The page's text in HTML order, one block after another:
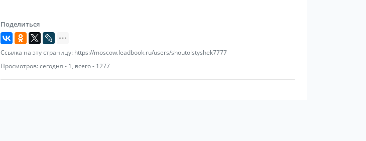
Поделиться
Ссылка на эту страницу: https://moscow.leadbook.ru/users/shoutolstyshek7777
Просмотров: сегодня - 1, всего - 1277